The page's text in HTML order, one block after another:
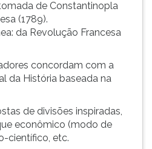
de Constantinopla
(1789).
da Revolução Francesa
concordam com a
da História baseada na
de divisões inspiradas,
econômico (modo de
científico, etc.